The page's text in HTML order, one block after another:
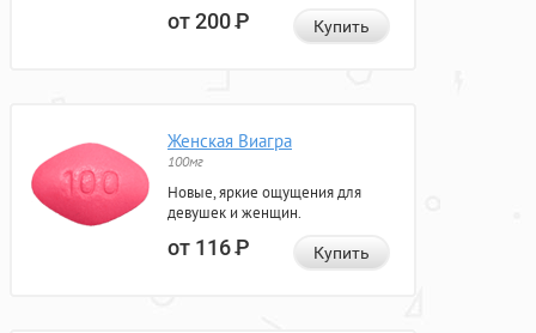
от 200Р Купить
Женская Виагра
100мг
Новые, яркие ощущения для
девушек и женщин.
от 116Р Купить